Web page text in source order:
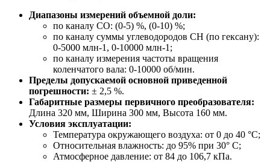
Диапазоны измерений объемной доли:
по каналу СО: (0-5) %, (0-10) %;
по каналу суммы углеводородов CH (по гексану):
0-5000 млн-1, 0-10000 млн-1;
по каналу измерения частоты вращения
коленчатого вала: 0-10000 об/мин.
Пределы допускаемой основной приведенной
погрешности: ± 2,5 %.
Габаритные размеры первичного преобразователя:
Длина 320 мм, Ширина 300 мм, Высота 160 мм.
Условия эксплуатации:
Температура окружающего воздуха: от 0 до 40 °C;
Относительная влажность: до 95% при 30° C;
Атмосферное давление: от 84 до 106,7 кПа.